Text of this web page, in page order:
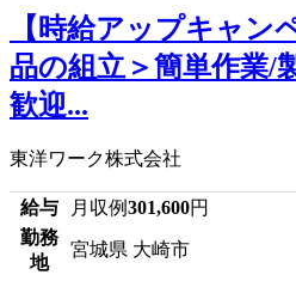
【時給アップキャン
品の組立＞簡単作業/
歓迎...
東洋ワーク株式会社
給与 月収例301,600円
勤務
地
宮城県 大崎市